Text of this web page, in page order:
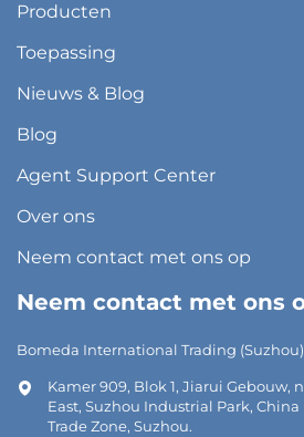
Producten
Toepassing
Nieuws & Blog
Blog
Agent Support Center
Over ons
Neem contact met ons op
Neem contact met ons
Bomeda International Trading (Suzhou)
Kamer 909, Blok 1, Jiarui Gebouw,
East, Suzhou Industrial Park,
Trade Zone, Suzhou.